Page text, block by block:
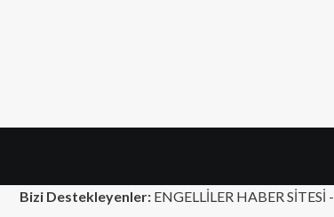
Bizi Destekleyenler: ENGELLİLER HABER SİTESİ -